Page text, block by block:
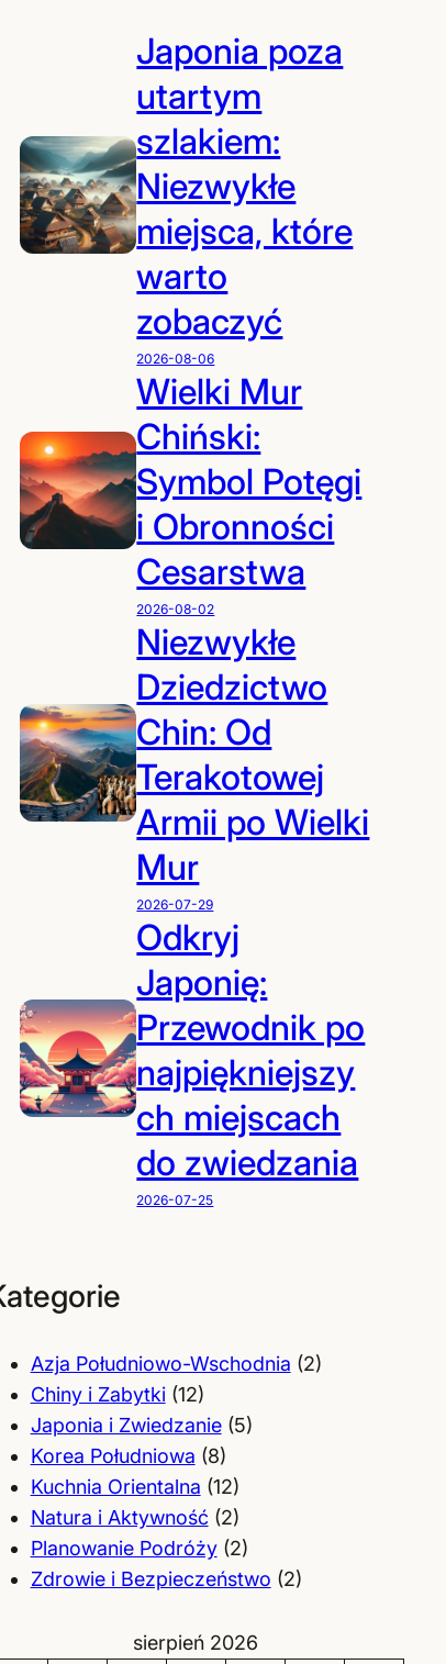
Japonia poza
utartym
szlakiem:
Niezwykłe
miejsca, które
warto
zobaczyć
2026-08-06
Wielki Mur
Chiński:
Symbol Potęgi
i Obronności
Cesarstwa
2026-08-02
Niezwykłe
Dziedzictwo
Chin: Od
Terakotowej
Armii po Wielki
Mur
2026-07-29
Odkryj
Japonię:
Przewodnik po
najpiękniejszy
ch miejscach
do zwiedzania
2026-07-25
Azja Południowo-Wschodnia (2)
Chiny i Zabytki(12)
Japonia i Zwiedzanie(5)
Korea Południowa (8)
Kuchnia Orientalna (12)
Natura i Aktywność(2)
Planowanie Podróży(2)
Zdrowie i Bezpieczeństwo (2)
sierpień 2026